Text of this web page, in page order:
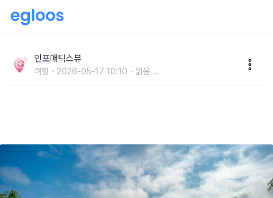
책 코스 추천
인포매틱스뷰
여행 2026-05-17 10:10 읽음 ...